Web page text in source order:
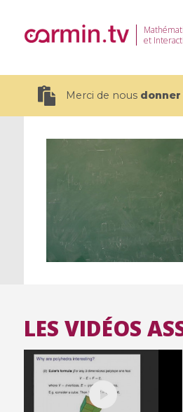
et
Merci de nous
CEMRACS 2026 : Modeling
for Environmental
Centre d'Eté
LES VIDÉOS